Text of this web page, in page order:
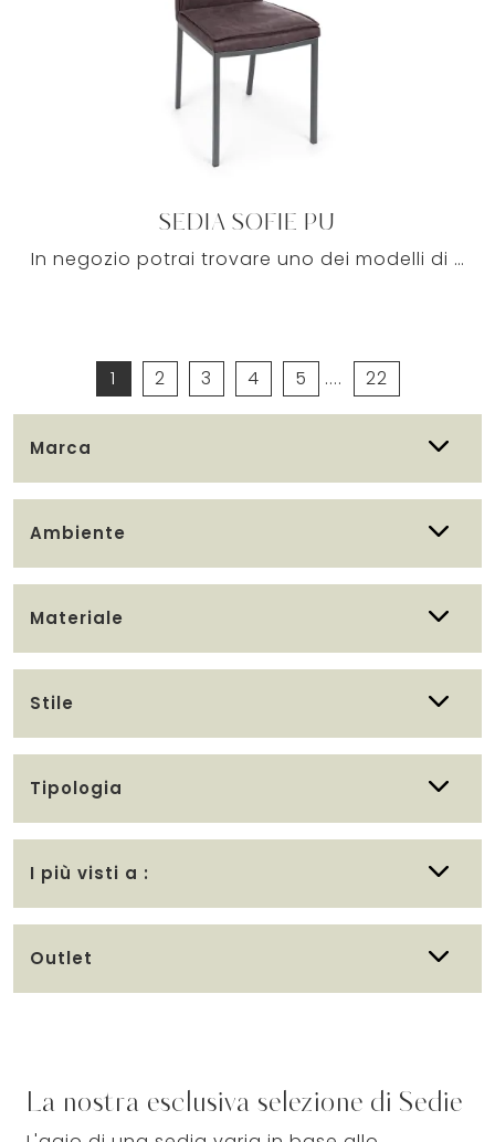
Marca
Ambiente
Materiale
Stile
Tipologia
I più visti a :
Outlet
SEDIA SOFIE PU
In negozio potrai trovare uno dei modelli di Sedie fisse del brand, nonché potrai essere assistito dai nostri esperti designer di interni durante la ...
1 2 3 4 5 .... 22
La nostra esclusiva selezione di Sedie